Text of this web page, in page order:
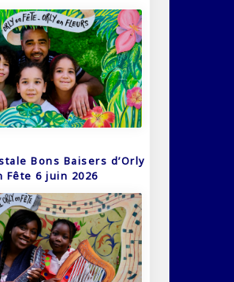
Bons Baisers d’Orly
Fête 6 juin 2026